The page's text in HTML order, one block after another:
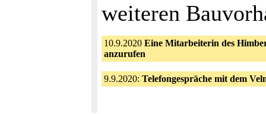
weiteren
10.9.2020 Eine Mitarbeiterin des
anzurufen
9.9.2020: Telefongespräche mit dem